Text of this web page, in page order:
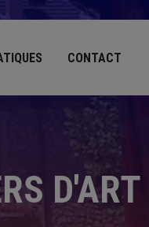
CONTACT
D'ART